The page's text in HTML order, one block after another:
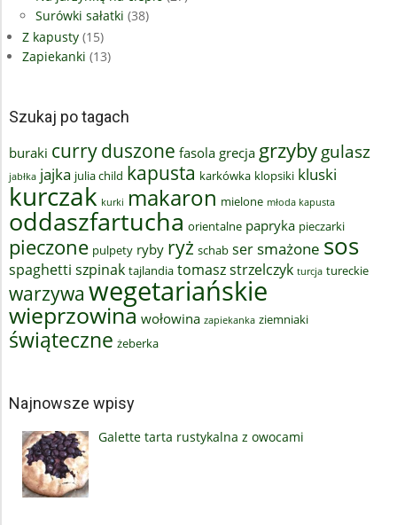
Surówki sałatki (38)
Z kapusty (15)
Zapiekanki (13)
Szukaj po tagach
buraki curryduszone fasola grecja grzyby gulasz
jabłka jajka julia child kapusta karkówka klopsiki kluski
kurczak kurki makaron mielone młoda kapusta
oddaszfartucha orientalne papryka pieczarki
pieczone pulpety ryby ryż schab ser smażone sos
spaghetti szpinak tajlandia tomasz strzelczyk turcja tureckie
warzywa wegetariańskie
wieprzowina wołowina zapiekanka ziemniaki
świąteczne żeberka
Najnowsze wpisy
Galette tarta rustykalna z owocami